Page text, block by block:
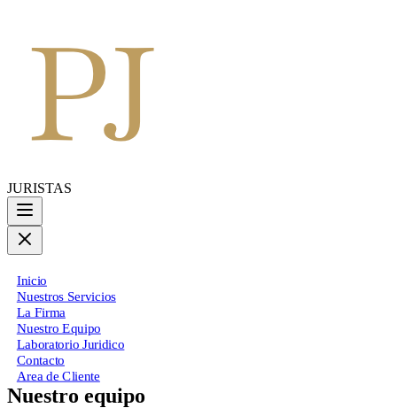
JURISTAS
Inicio
Nuestros Servicios
La Firma
Nuestro Equipo
Laboratorio Juridico
Contacto
Area de Cliente
Nuestro equipo